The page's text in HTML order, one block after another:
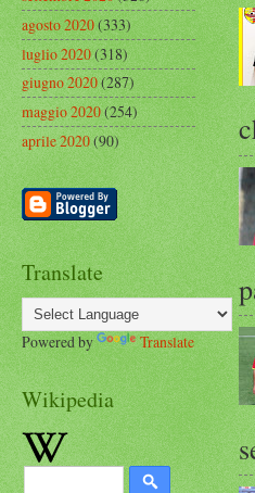
agosto 2020(333)
luglio 2020(318)
giugno 2020(287)
maggio 2020(254)
aprile 2020(90)
Translate
Powered by Translate
Wikipedia